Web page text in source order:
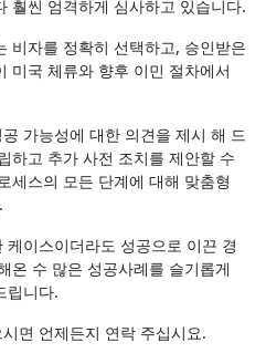
훨씬 엄격하게 심사하고 있습니다.
비자를 정확히 선택하고, 승인받은
미국 체류와 향후 이민 절차에서
가능성에 대한 의견을 제시 해 드
하고 추가 사전 조치를 제안할 수
세스의 모든 단계에 대해 맞춤형
이스이더라도 성공으로 이끈 경
온 수 많은 성공사례를 슬기롭게
립니다.
면 언제든지 연락 주십시요.